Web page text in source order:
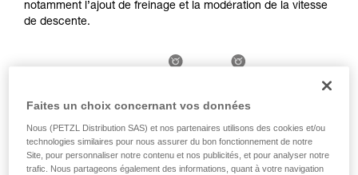
notamment l’ajout de freinage et la modération de la vitesse
de descente.
Faites un choix concernant vos données
Nous (PETZL Distribution SAS) et nos partenaires utilisons des cookies et/ou
technologies similaires pour nous assurer du bon fonctionnement de notre
Site, pour personnaliser notre contenu et nos publicités, et pour analyser notre
trafic. Nous partageons également des informations, quant à votre navigation